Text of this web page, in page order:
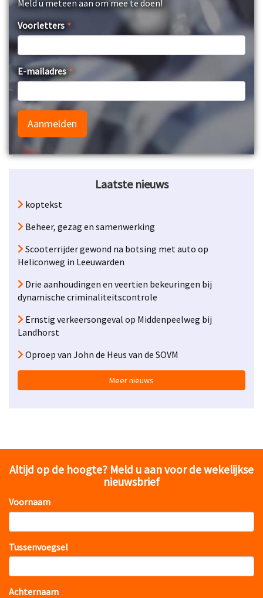
Meld u meteen aan om mee te doen!
Voorletters
E-mailadres
Aanmelden
Laatste nieuws
koptekst
Beheer, gezag en samenwerking
Scooterrijder gewond na botsing met auto op
Heliconweg in Leeuwarden
Drie aanhoudingen en veertien bekeuringen bij
dynamische criminaliteitscontrole
Ernstig verkeersongeval op Middenpeelweg bij
Landhorst
Oproep van John de Heus van de SOVM
Meer nieuws
Altijd op de hoogte? Meld u aan voor de wekelijkse
nieuwsbrief
Voornaam
Tussenvoegsel
Achternaam